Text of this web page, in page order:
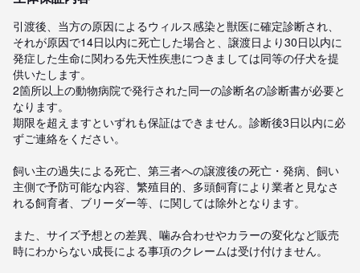
引渡後、当方の原因によるウィルス感染と獣医に確定診断され、
それが原因で14日以内に死亡した場合と、譲渡日より30日以内に
発症した生命に関わる先天性疾患につきましては同等の仔犬を提
供いたします。
2箇所以上の動物病院で発行された同一の診断名の診断書が必要と
なります。
期限を超えますといずれも保証はできません。診断後3日以内に必
ずご連絡をください。
飼い主の過失による死亡、第三者への譲渡後の死亡・発病、飼い
主側で予防可能な内容、繁殖目的、多頭飼育により業者と見なさ
れる飼育者、ブリーダー等、に関しては除外となります。
また、サイズ予想との差異、噛み合わせやカラーの変化など販売
時にわからない成長による事項のクレームは受け付けません。